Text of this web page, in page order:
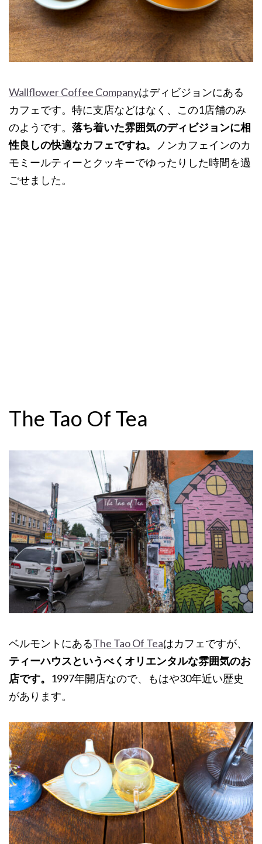
Wallflower Coffee Companyはディビジョンにある
カフェです。特に支店などはなく、この1店舗のみ
のようです。 落ち着いた雰囲気のディビジョンに相
性良しの快適なカフェですね。
ノンカフェインのカ
モミールティーとクッキーでゆったりした時間を過
ごせました。
The Tao Of Tea
ベルモントにあるThe Tao Of Teaはカフェですが、
ティーハウスというべくオリエンタルな雰囲気のお
店です。 1997年開店なので、もはや30年近い歴史
があります。